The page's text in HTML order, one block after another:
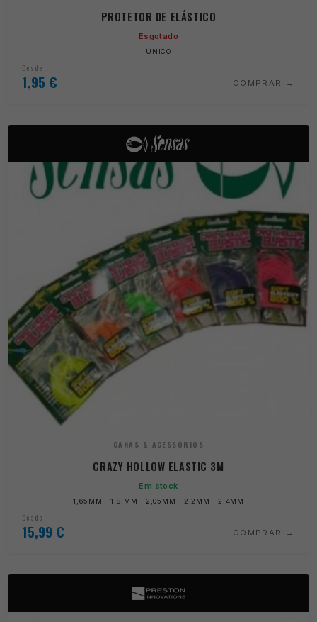
PROTETOR DE ELÁSTICO
Esgotado
ÚNICO
Desde
1,95 € COMPRAR
CANAS & ACESSÓRIOS
CRAZY HOLLOW ELASTIC 3M
Em stock
1,65MM · 1.8 MM · 2,05MM · 2.2MM · 2.4MM
Desde
15,99 € COMPRAR